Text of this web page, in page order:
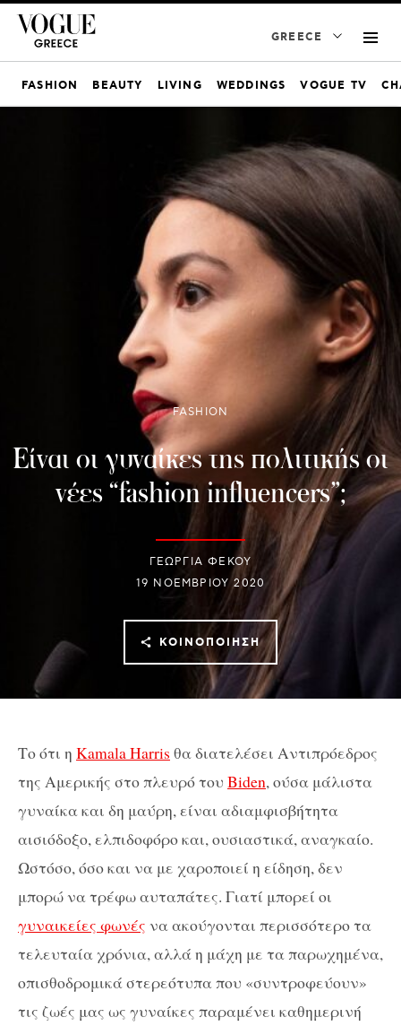
GREECE
FASHION BEAUTY LIVING WEDDINGS VOGUE TV
FASHION
Είναι οι γυναίκες της πολιτικής οι
νέες “fashion influencers”;
ΓΕΩΡΓΙΑ ΦΕΚΟΥ
19 ΝΟΕΜΒΡΊΟΥ 2020
ΚΟΙΝΟΠΟΊΗΣΗ
Το ότι η Kamala Harris θα διατελέσει Αντιπρόεδρος
της Αμερικής στο πλευρό του Biden, ούσα μάλιστα
γυναίκα και δη μαύρη, είναι αδιαμφισβήτητα
αισιόδοξο, ελπιδοφόρο και, ουσιαστικά, αναγκαίο.
Ωστόσο, όσο και να με χαροποιεί η είδηση, δεν
μπορώ να τρέφω αυταπάτες. Γιατί μπορεί οι
γυναικείες φωνές να ακούγονται περισσότερο τα
τελευταία χρόνια, αλλά η μάχη με τα παρωχημένα,
οπισθοδρομικά στερεότυπα που «συντροφεύουν»
τις ζωές μας ως γυναίκες παραμένει καθημερινή